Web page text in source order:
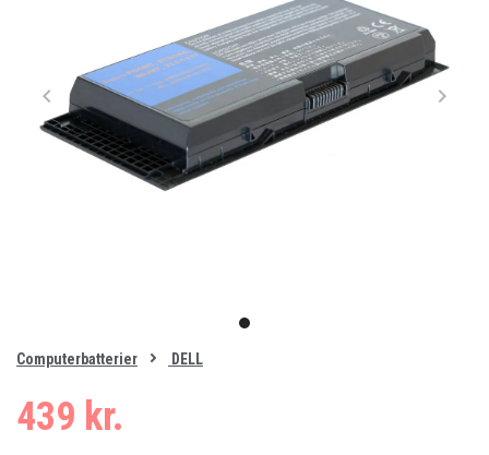
item
of
Computerbatterier DELL
439 kr.